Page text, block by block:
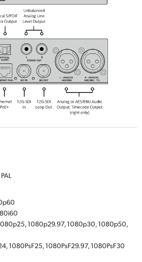
1080p29.97, 1080p30, 1080p50,
1080PsF25, 1080PsF29.97, 1080PsF30